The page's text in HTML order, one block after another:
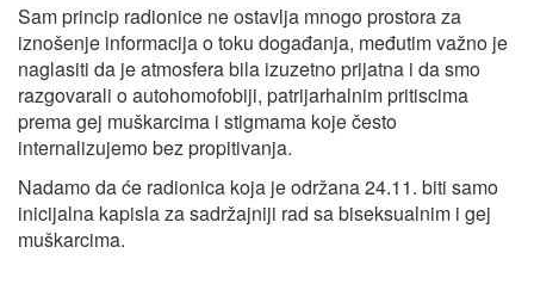
Sam princip radionice ne ostavlja mnogo prostora za
iznošenje informacija o toku događanja, međutim važno je
naglasiti da je atmosfera bila izuzetno prijatna i da smo
razgovarali o autohomofobiji, patrijarhalnim pritiscima
prema gej muškarcima i stigmama koje često
internalizujemo bez propitivanja.
Nadamo da će radionica koja je održana 24.11. biti samo
inicijalna kapisla za sadržajniji rad sa biseksualnim i gej
muškarcima.